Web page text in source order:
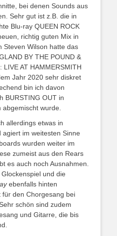
bei denen Sounds aus
Sehr gut ist z.B. die in
Blu-ray QUEEN ROCK
richtig guten Mix in
Steven Wilson hatte das
BY THE POUND &
LIVE AT HAMMERSMITH
Jahr 2020 sehr diskret
bin ich davon
BURSTING OUT in
wurde.
allerdings etwas in
im weitesten Sinne
wurden weiter im
zumeist aus den Rears
es auch noch Ausnahmen.
und die
ebenfalls hinten
für den Chorgesang bei
Sehr schön sind zudem
und Gitarre, die bis